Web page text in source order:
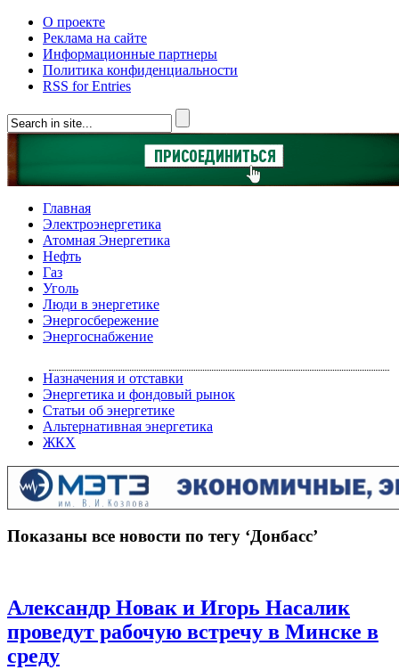
О проекте
Реклама на сайте
Информационные партнеры
Политика конфиденциальности
RSS for Entries
Главная
Электроэнергетика
Атомная Энергетика
Нефть
Газ
Уголь
Люди в энергетике
Энергосбережение
Энергоснабжение
Назначения и отставки
Энергетика и фондовый рынок
Статьи об энергетике
Альтернативная энергетика
ЖКХ
Показаны все новости по тегу ‘Донбасс’
Александр Новак и Игорь Насалик
проведут рабочую встречу в Минске в
среду